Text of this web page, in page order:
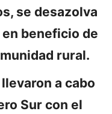
se desazolva
beneficio de
rural.
a cabo
Sur con el